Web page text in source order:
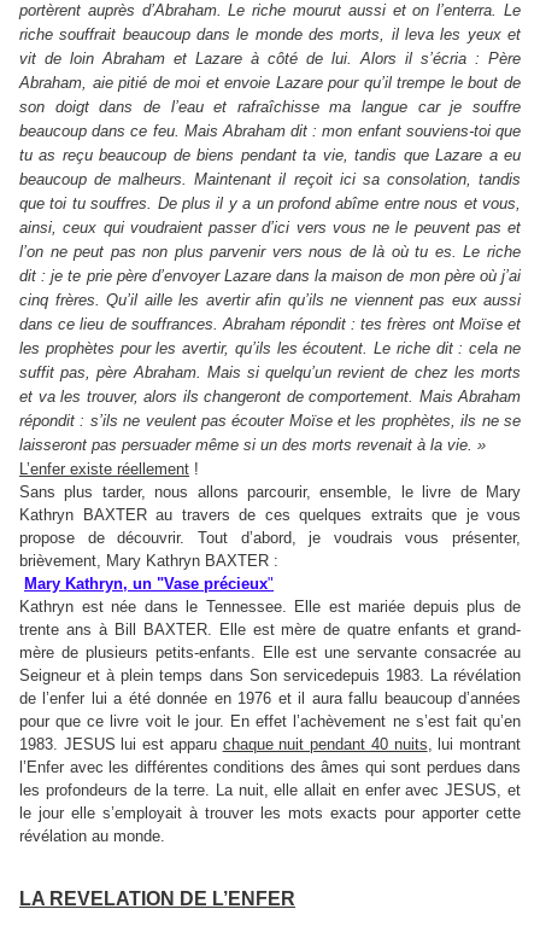
portèrent auprès d’Abraham. Le riche mourut aussi et on l’enterra. Le
riche souffrait beaucoup dans le monde des morts, il leva les yeux et
vit de loin Abraham et Lazare à côté de lui. Alors il s’écria : Père
Abraham, aie pitié de moi et envoie Lazare pour qu’il trempe le bout de
son doigt dans de l’eau et rafraîchisse ma langue car je souffre
beaucoup dans ce feu. Mais Abraham dit : mon enfant souviens-toi que
tu as reçu beaucoup de biens pendant ta vie, tandis que Lazare a eu
beaucoup de malheurs. Maintenant il reçoit ici sa consolation, tandis
que toi tu souffres. De plus il y a un profond abîme entre nous et vous,
ainsi, ceux qui voudraient passer d’ici vers vous ne le peuvent pas et
l’on ne peut pas non plus parvenir vers nous de là où tu es. Le riche
dit : je te prie père d’envoyer Lazare dans la maison de mon père où j’ai
cinq frères. Qu’il aille les avertir afin qu’ils ne viennent pas eux aussi
dans ce lieu de souffrances. Abraham répondit : tes frères ont Moïse et
les prophètes pour les avertir, qu’ils les écoutent. Le riche dit : cela ne
suffit pas, père Abraham. Mais si quelqu’un revient de chez les morts
et va les trouver, alors ils changeront de comportement. Mais Abraham
répondit : s’ils ne veulent pas écouter Moïse et les prophètes, ils ne se
laisseront pas persuader même si un des morts revenait à la vie. »
L’enfer existe réellement !
Sans plus tarder, nous allons parcourir, ensemble, le livre de Mary
Kathryn BAXTER au travers de ces quelques extraits que je vous
propose de découvrir. Tout d’abord, je voudrais vous présenter,
brièvement, Mary Kathryn BAXTER :
Mary Kathryn, un "Vase précieux"
Kathryn est née dans le Tennessee. Elle est mariée depuis plus de
trente ans à Bill BAXTER. Elle est mère de quatre enfants et grand-
mère de plusieurs petits-enfants. Elle est une servante consacrée au
Seigneur et à plein temps dans Son servicedepuis 1983. La révélation
de l’enfer lui a été donnée en 1976 et il aura fallu beaucoup d’années
pour que ce livre voit le jour. En effet l’achèvement ne s’est fait qu’en
1983. JESUS lui est apparu chaque nuit pendant 40 nuits, lui montrant
l’Enfer avec les différentes conditions des âmes qui sont perdues dans
les profondeurs de la terre. La nuit, elle allait en enfer avec JESUS, et
le jour elle s’employait à trouver les mots exacts pour apporter cette
révélation au monde.
LA REVELATION DE L’ENFER